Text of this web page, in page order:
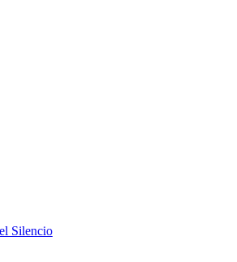
Silencio